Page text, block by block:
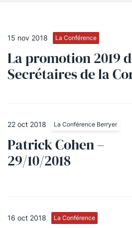
15 nov 2018 La Conférence
La promotion 2019
Secrétaires de la
22 oct 2018 La Conférence Berryer
Patrick Cohen –
29/10/2018
16 oct 2018 La Conférence